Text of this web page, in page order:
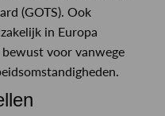
(GOTS). Ook
in Europa
voor vanwege